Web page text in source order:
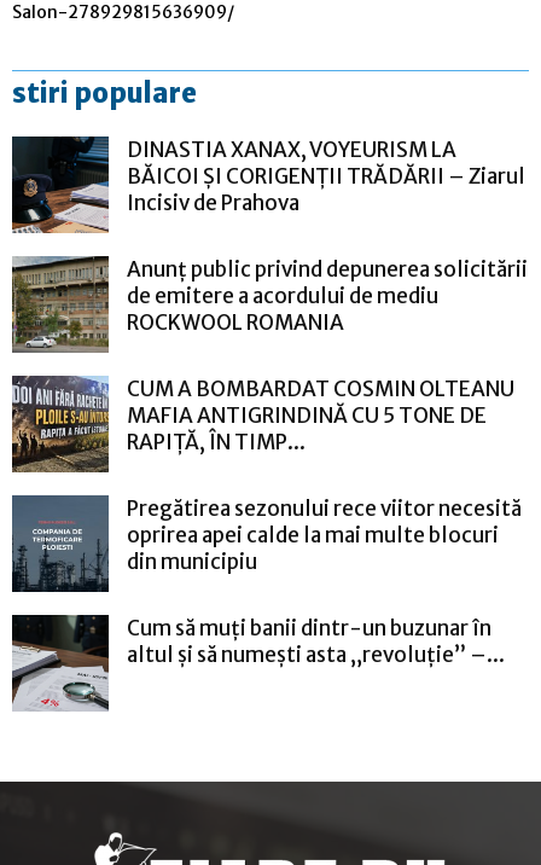
Salon-278929815636909/
stiri populare
DINASTIA XANAX, VOYEURISM LA
BĂICOI ȘI CORIGENȚII TRĂDĂRII – Ziarul
Incisiv de Prahova
Anunț public privind depunerea solicitării
de emitere a acordului de mediu
ROCKWOOL ROMANIA
CUM A BOMBARDAT COSMIN OLTEANU
MAFIA ANTIGRINDINĂ CU 5 TONE DE
RAPIȚĂ, ÎN TIMP...
Pregătirea sezonului rece viitor necesită
oprirea apei calde la mai multe blocuri
din municipiu
Cum să muți banii dintr-un buzunar în
altul și să numești asta „revoluție” –...